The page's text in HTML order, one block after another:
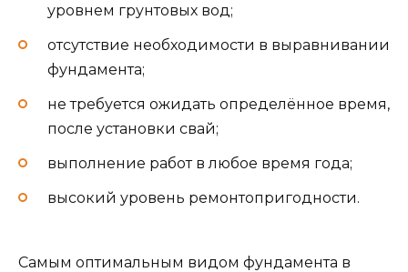
уровнем грунтовых вод;
отсутствие необходимости в выравнивании
фундамента;
не требуется ожидать определённое время,
после установки свай;
выполнение работ в любое время года;
высокий уровень ремонтопригодности.
Самым оптимальным видом фундамента в